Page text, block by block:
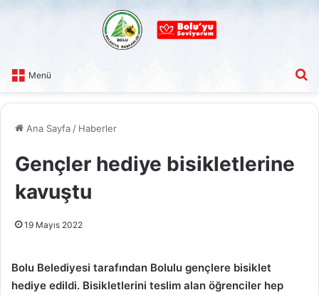
Menü
Ana Sayfa / Haberler
Gençler hediye bisikletlerine
kavuştu
19 Mayıs 2022
Bolu Belediyesi tarafından Bolulu gençlere bisiklet
hediye edildi. Bisikletlerini teslim alan öğrenciler hep